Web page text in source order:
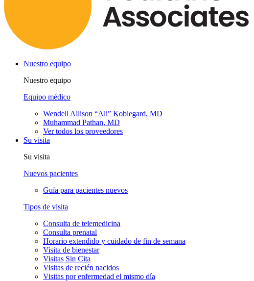
Nuestro equipo
Nuestro equipo
Equipo médico
Wendell Allison “Ali” Koblegard, MD
Muhammad Pathan, MD
Ver todos los proveedores
Su visita
Su visita
Nuevos pacientes
Guía para pacientes nuevos
Tipos de visita
Consulta de telemedicina
Consulta prenatal
Horario extendido y cuidado de fin de semana
Visita de bienestar
Visitas Sin Cita
Visitas de recién nacidos
Visitas por enfermedad el mismo día